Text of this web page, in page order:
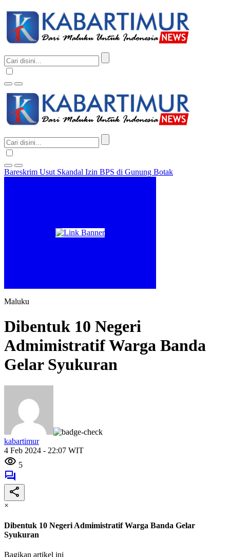
Bareskrim Usut Skandal Izin BPS di Gunung Botak
Maluku
Dibentuk 10 Negeri
Admimistratif Warga Banda
Gelar Syukuran
kabartimur
4 Feb 2024 - 22:07 WIT
5
×
Dibentuk 10 Negeri Admimistratif Warga Banda Gelar
Syukuran
Bagikan artikel ini